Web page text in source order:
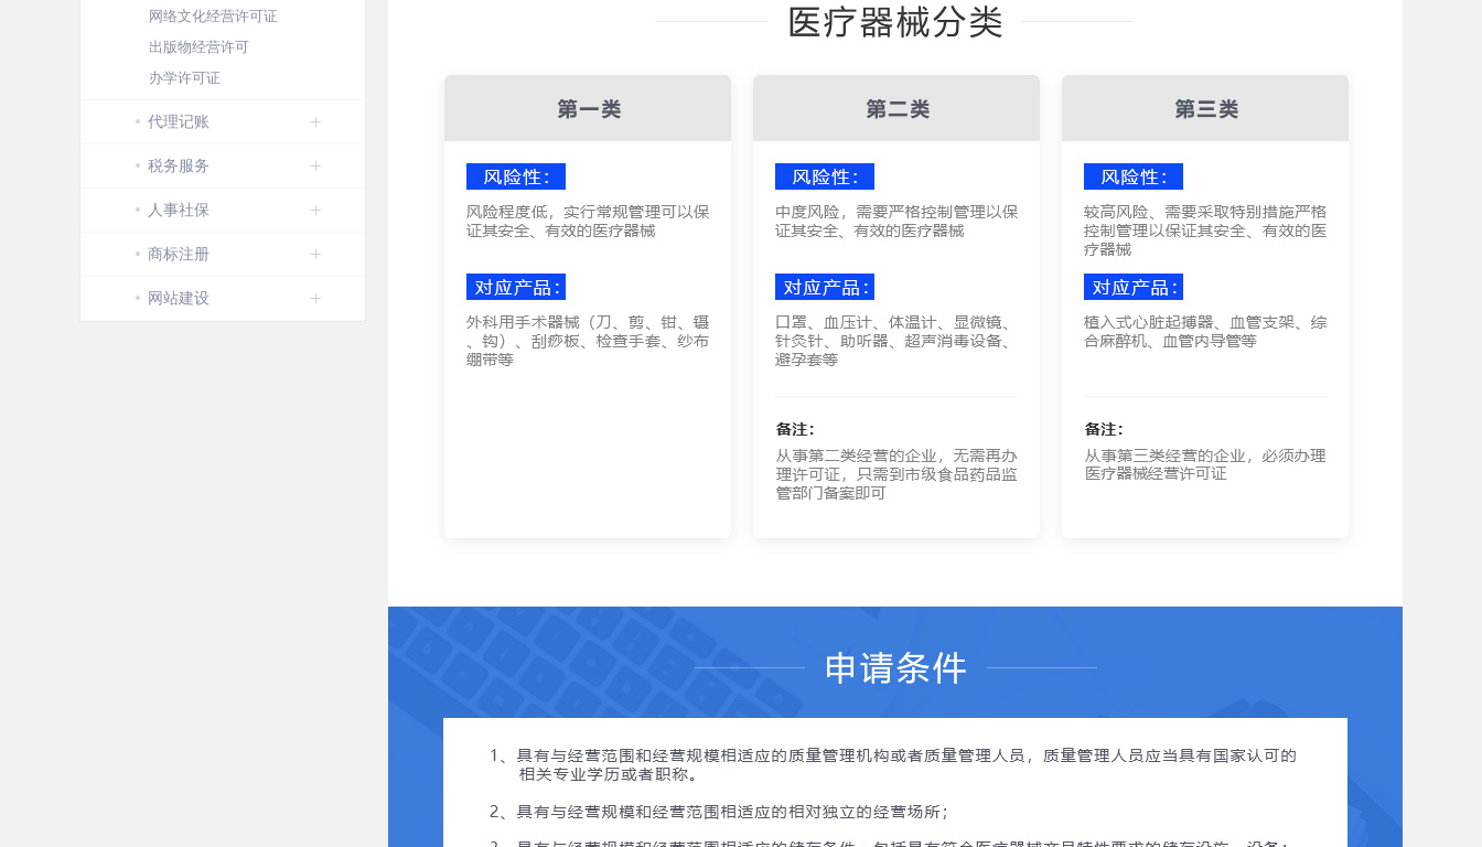
网络文化经营许可证
出版物经营许可
办学许可证
代理记账
税务服务
人事社保
商标注册
网站建设